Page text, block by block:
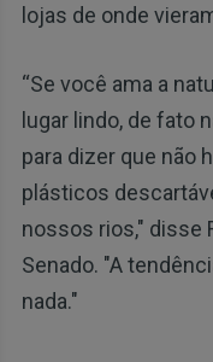
lojas de onde
“Se você ama a
lugar lindo, de fato
para dizer que não
plásticos
nossos rios," disse
Senado. "A
nada."